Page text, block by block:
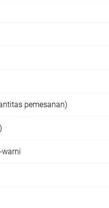
pemesanan)
warni